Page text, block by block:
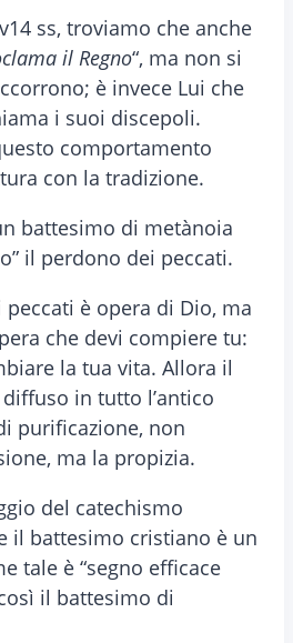
ss, troviamo che anche
il Regno“, ma non si
è invece Lui che
i suoi discepoli.
comportamento
con la tradizione.
battesimo di metànoia
il perdono dei peccati.
è opera di Dio, ma
che devi compiere tu:
la tua vita. Allora il
in tutto l’antico
purificazione, non
ma la propizia.
del catechismo
il battesimo cristiano è un
tale è “segno efficace
il battesimo di